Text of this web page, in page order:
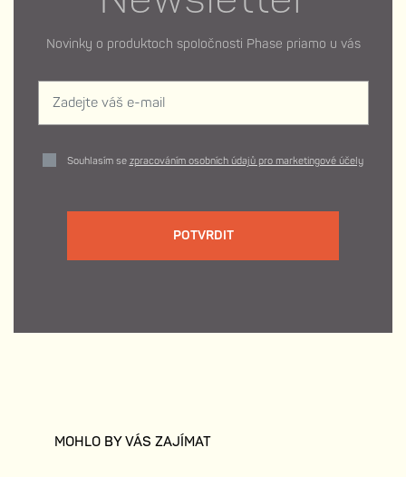
Novinky o produktoch spoločnosti Phase priamo u vás
Souhlasím se zpracováním osobních údajů pro marketingové účely
POTVRDIT
MOHLO BY VÁS ZAJÍMAT